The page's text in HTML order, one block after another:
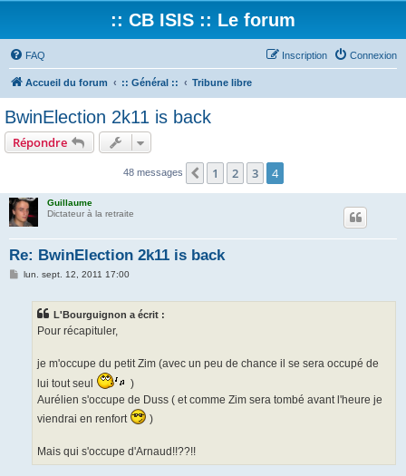
:: CB ISIS :: Le forum
FAQ Connexion
Inscription
Accueil du forum :: Général :: Tribune libre
BwinElection 2k11 is back
Répondre
48 messages Précédent
1 2 3 4
Guillaume
Dictateur à la retraite
Re: BwinElection 2k11 is back
Mlun. sept. 12, 2011 17:00
L'Bourguignon a écrit :
Pour récapituler,
je m'occupe du petit Zim (avec un peu de chance il se sera occupé de
lui tout seul
)
Aurélien s'occupe de Duss ( et comme Zim sera tombé avant l'heure je
viendrai en renfort
)
Mais qui s'occupe d'Arnaud!!??!!